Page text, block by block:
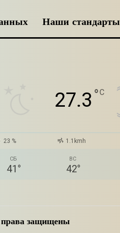
Наши стандарты
27.3 °C
23 % 1.1kmh
СБ
41 °
ВС
42°
защищены